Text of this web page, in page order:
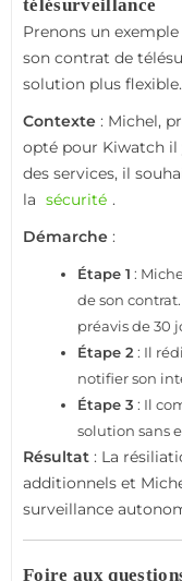
télésurveillance
Prenons un
son contrat de
solution plus flexible.
Contexte : Michel,
opté pour Kiwatch il
des services, il
la sécurité .
Démarche :
Étape 1 :
de son
préavis de 30
Étape 2 : Il
notifier son
Étape 3 : Il
solution sans
Résultat : La
additionnels et
surveillance
Foire aux